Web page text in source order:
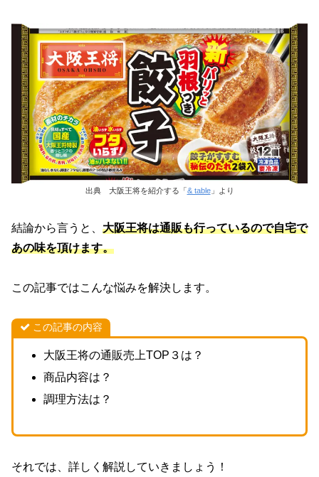
出典 大阪王将を紹介する「& table」より
結論から言うと、 大阪王将は通販も行っているので自宅で
あの味を頂けます。
この記事ではこんな悩みを解決します。
この記事の内容
大阪王将の通販売上TOP３は？
商品内容は？
調理方法は？
それでは、詳しく解説していきましょう！